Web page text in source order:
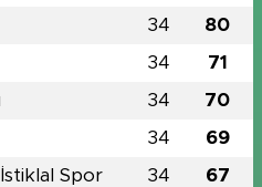
34 80
34 71
34 70
34 69
Spor 34 67